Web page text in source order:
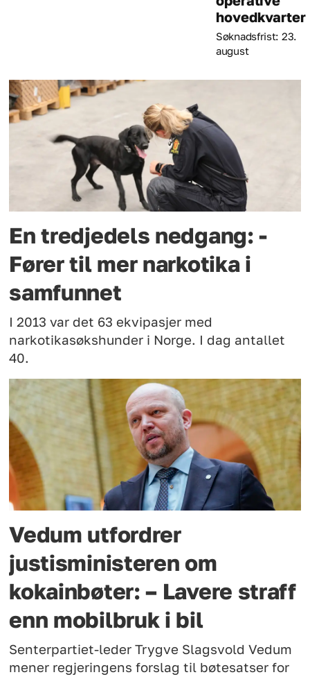
hovedkvarter
En tredjedels nedgang: -
Fører til mer narkotika i
samfunnet
I 2013 var det 63 ekvipasjer med
narkotikasøkshunder i Norge. I dag antallet
40.
Vedum utfordrer
justisministeren om
kokainbøter: – Lavere straff
enn mobilbruk i bil
Senterpartiet-leder Trygve Slagsvold Vedum
mener regjeringens forslag til bøtesatser for